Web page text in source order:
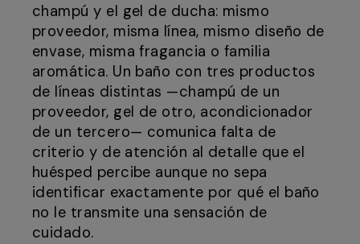
champú y el gel de ducha: mismo
proveedor, misma línea, mismo diseño de
envase, misma fragancia o familia
aromática. Un baño con tres productos
de líneas distintas —champú de un
proveedor, gel de otro, acondicionador
de un tercero— comunica falta de
criterio y de atención al detalle que el
huésped percibe aunque no sepa
identificar exactamente por qué el baño
no le transmite una sensación de
cuidado.